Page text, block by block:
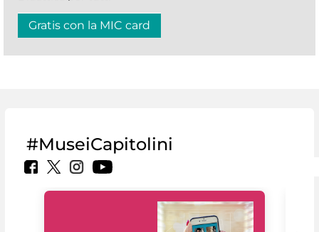
Gratis con la MIC card
#MuseiCapitolini